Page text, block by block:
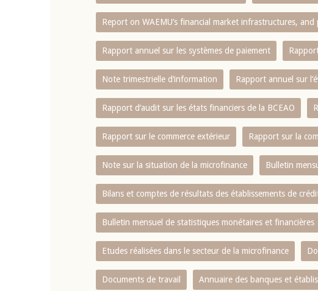
Report on WAEMU’s financial market infrastructures,
Rapport annuel sur les systèmes de paiement
Note trimestrielle d‘information Rapport annuel sur
Rapport d‘audit sur les états financiers de la BCEAO
Rapport sur le commerce extérieur Rapport sur la
Note sur la situation de la microfinance Bulletin
Bilans et comptes de résultats des établissements de
Bulletin mensuel de statistiques monétaires et financières
Etudes réalisées dans le secteur de la microfinance
Documents de travail Annuaire des banques et